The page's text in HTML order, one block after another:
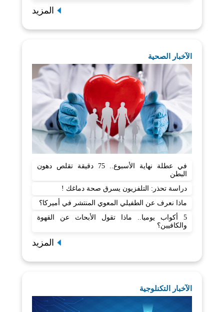
المزيد
الآخبار الصحية
في عطلة نهاية الأسبوع.. 75 دقيقة تقلص دهون
البطن
دراسة تحذر: التلفزيون يسرق صحة دماغك !
ماذا نعرف عن الطفيلي المعوي المنتشر في أميركا؟
5 أكواب يوميا.. ماذا تقول الأبحاث عن القهوة
والكافيين؟
المزيد
الآخبار التكنلوجية